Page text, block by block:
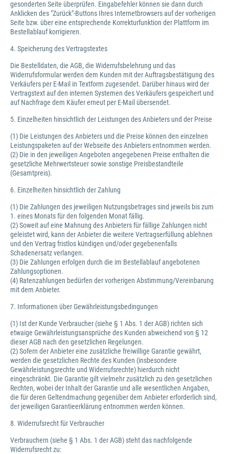
gesonderten Seite überprüfen. Eingabefehler können sie dann durch
Anklicken des "Zurück"-Buttons Ihres Internetbrowsers auf der vorherigen
Seite bzw. über eine entsprechende Korrekturfunktion der Plattform im
Bestellablauf korrigieren.
4. Speicherung des Vertragstextes
Die Bestelldaten, die AGB, die Widerrufsbelehrung und das
Widerrufsformular werden dem Kunden mit der Auftragsbestätigung des
Verkäufers per E-Mail in Textform zugesendet. Darüber hinaus wird der
Vertragstext auf den internen Systemen des Verkäufers gespeichert und
auf Nachfrage dem Käufer erneut per E-Mail übersendet.
5. Einzelheiten hinsichtlich der Leistungen des Anbieters und der Preise
(1) Die Leistungen des Anbieters und die Preise können den einzelnen
Leistungspaketen auf der Webseite des Anbieters entnommen werden.
(2) Die in den jeweiligen Angeboten angegebenen Preise enthalten die
gesetzliche Mehrwertsteuer sowie sonstige Preisbestandteile
(Gesamtpreis).
6. Einzelheiten hinsichtlich der Zahlung
(1) Die Zahlungen des jeweiligen Nutzungsbetrages sind jeweils bis zum
1. eines Monats für den folgenden Monat fällig.
(2) Soweit auf eine Mahnung des Anbieters für fällige Zahlungen nicht
geleistet wird, kann der Anbieter die weitere Vertragserfüllung ablehnen
und den Vertrag fristlos kündigen und/oder gegebenenfalls
Schadenersatz verlangen.
(3) Die Zahlungen erfolgen durch die im Bestellablauf angebotenen
Zahlungsoptionen.
(4) Ratenzahlungen bedürfen der vorherigen Abstimmung/Vereinbarung
mit dem Anbieter.
7. Informationen über Gewährleistungsbedingungen
(1) Ist der Kunde Verbraucher (siehe § 1 Abs. 1 der AGB) richten sich
etwaige Gewährleistungsansprüche des Kunden abweichend von § 12
dieser AGB nach den gesetzlichen Regelungen.
(2) Sofern der Anbieter eine zusätzliche freiwillige Garantie gewährt,
werden die gesetzlichen Rechte des Kunden (insbesondere
Gewährleistungsrechte und Widerrufsrechte) hierdurch nicht
eingeschränkt. Die Garantie gilt vielmehr zusätzlich zu den gesetzlichen
Rechten, wobei der Inhalt der Garantie und alle wesentlichen Angaben,
die für deren Geltendmachung gegenüber dem Anbieter erforderlich sind,
der jeweiligen Garantieerklärung entnommen werden können.
8. Widerrufsrecht für Verbraucher
Verbrauchern (siehe § 1 Abs. 1 der AGB) steht das nachfolgende
Widerrufsrecht zu: